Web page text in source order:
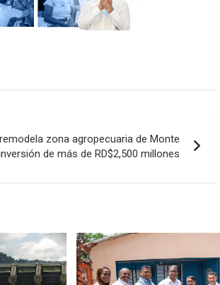
zona agropecuaria de Monte
de más de RD$2,500 millones